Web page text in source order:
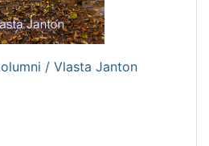
/ Vlasta Janton